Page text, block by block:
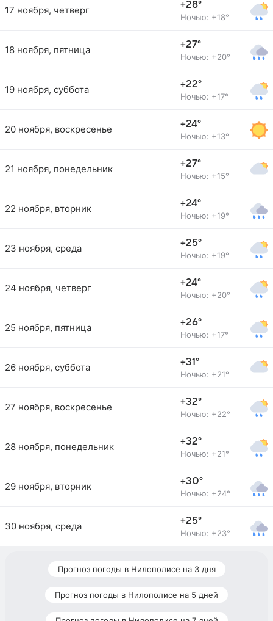
17 ноября, четверг +28°
Ночью: +18°
18 ноября, пятница +27°
Ночью: +20°
19 ноября, суббота +22°
Ночью: +17°
20 ноября, воскресенье +24°
Ночью: +13°
21 ноября, понедельник +27°
Ночью: +15°
22 ноября, вторник +24°
Ночью: +19°
23 ноября, среда +25°
Ночью: +19°
24 ноября, четверг +24°
Ночью: +20°
25 ноября, пятница +26°
Ночью: +17°
26 ноября, суббота +31°
Ночью: +21°
27 ноября, воскресенье +32°
Ночью: +22°
28 ноября, понедельник +32°
Ночью: +21°
29 ноября, вторник +30°
Ночью: +24°
30 ноября, среда +25°
Ночью: +23°
Прогноз погоды в Нилополисе на 3 дня
Прогноз погоды в Нилополисе на 5 дней